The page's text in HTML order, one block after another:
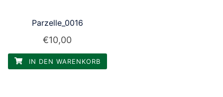
Parzelle_0016
€10,00
IN DEN WARENKORB